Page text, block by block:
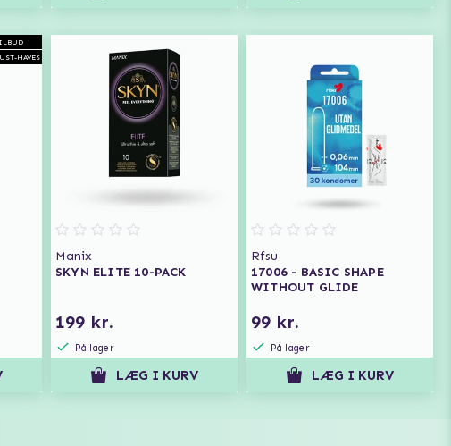
HAVES
Manix
SKYN ELITE 10-PACK
199 kr.
På lager
LÆG I KURV
Rfsu
17006 - BASIC SHAPE
WITHOUT GLIDE
99 kr.
På lager
LÆG I KURV